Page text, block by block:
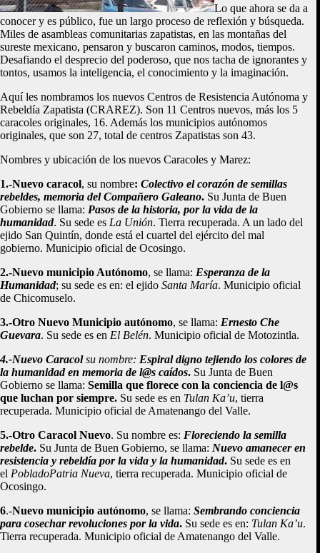
Lo que ahora se da a
conocer y es público, fue un largo proceso de reflexión y búsqueda.
Miles de asambleas comunitarias zapatistas, en las montañas del
sureste mexicano, pensaron y buscaron caminos, modos, tiempos.
Desafiando el desprecio del poderoso, que nos tacha de ignorantes y
tontos, usamos la inteligencia, el conocimiento y la imaginación.
Aquí les nombramos los nuevos Centros de Resistencia Autónoma y
Rebeldía Zapatista (CRAREZ). Son 11 Centros nuevos, más los 5
caracoles originales, 16. Además los municipios autónomos
originales, que son 27, total de centros Zapatistas son 43.
Nombres y ubicación de los nuevos Caracoles y Marez:
1.-Nuevo caracol, su nombre: Colectivo el corazón de semillas
rebeldes, memoria del Compañero Galeano. Su Junta de Buen
Gobierno se llama: Pasos de la historia, por la vida de la
humanidad. Su sede es La Unión. Tierra recuperada. A un lado del
ejido San Quintín, donde está el cuartel del ejército del mal
gobierno. Municipio oficial de Ocosingo.
2.-Nuevo municipio Autónomo, se llama: Esperanza de la
Humanidad; su sede es en: el ejido Santa María. Municipio oficial
de Chicomuselo.
3.-Otro Nuevo Municipio autónomo, se llama: Ernesto Che
Guevara. Su sede es en El Belén. Municipio oficial de Motozintla.
4.-Nuevo Caracolsu nombre: Espiral digno tejiendo los colores de
la humanidad en memoria de l@s caídos. Su Junta de Buen
Gobierno se llama: Semilla que florece con la conciencia de l@s
que luchan por siempre. Su sede es en Tulan Ka’u, tierra
recuperada. Municipio oficial de Amatenango del Valle.
5.-Otro Caracol Nuevo. Su nombre es: Floreciendo la semilla
rebelde. Su Junta de Buen Gobierno, se llama: Nuevo amanecer en
resistencia y rebeldía por la vida y la humanidad. Su sede es en
el PobladoPatria Nueva, tierra recuperada. Municipio oficial de
Ocosingo.
6.-Nuevo municipio autónomo, se llama: Sembrando conciencia
para cosechar revoluciones por la vida. Su sede es en: Tulan Ka’u.
Tierra recuperada. Municipio oficial de Amatenango del Valle.